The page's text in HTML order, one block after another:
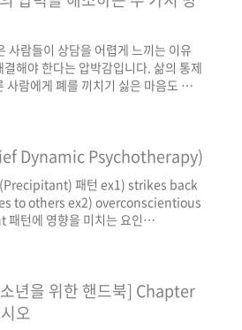
사람들이 상담을 어렵게 느끼는 이유
해야 한다는 압박감입니다. 삶의 통제
사람에게 폐를 끼치기 싫은 마음도 상
하는 것의 힘:생각과 걱정을 말로 표
벼워질 수 있습니다. 하지만 타인이 나
큰 심리적, 신체적 문제로 이어질 수
생각과 감정을 표현하도록 돕는 역할
주기보다 여러분이 스스로 답을 찾도록
시온의 조언:남의 험담은 한 ..
Dynamic Psychotherapy)
(Precipitant) 패턴 ex1) strikes back
to others ex2) overconscientious
턴에 영향을 미치는 요인
pattern) Act of the
outbursts, insomnia, chest
of others’ reaction ex) high
년을 위한 핸드북] Chapter
오